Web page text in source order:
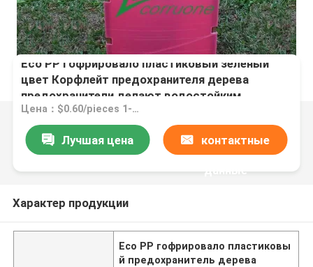
Eco PP гофрировало пластиковый зеленый
цвет Корфлейт предохранителя дерева
предохранители делают водостойким
Цена：$0.60/pieces 1-4999 pieces
Лучшая цена контактные
данные
Характер продукции
Eco PP гофрировало пластиковы
й предохранитель дерева